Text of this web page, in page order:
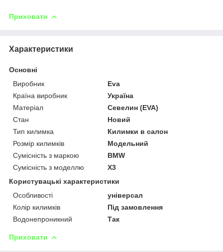
Приховати
Характеристики
Основні
Виробник
Eva
Країна виробник
Україна
Матеріал
Севелин (EVA)
Стан
Новий
Тип килимка
Килимки в салон
Розмір килимків
Модельний
Сумісність з маркою
BMW
Сумісність з моделлю
X3
Користувацькi характеристики
Особливості
універсал
Колір килимків
Під замовлення
Водонепроникний
Так
Приховати